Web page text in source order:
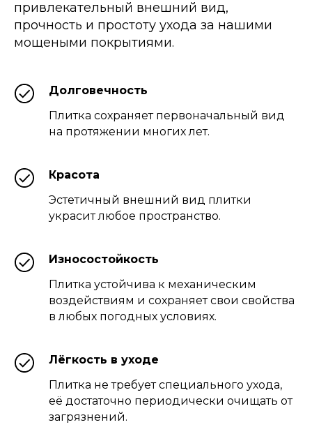
привлекательный внешний вид,
прочность и простоту ухода за нашими
мощеными покрытиями.
Долговечность
Плитка сохраняет первоначальный вид
на протяжении многих лет.
Красота
Эстетичный внешний вид плитки
украсит любое пространство.
Износостойкость
Плитка устойчива к механическим
воздействиям и сохраняет свои свойства
в любых погодных условиях.
Лёгкость в уходе
Плитка не требует специального ухода,
её достаточно периодически очищать от
загрязнений.